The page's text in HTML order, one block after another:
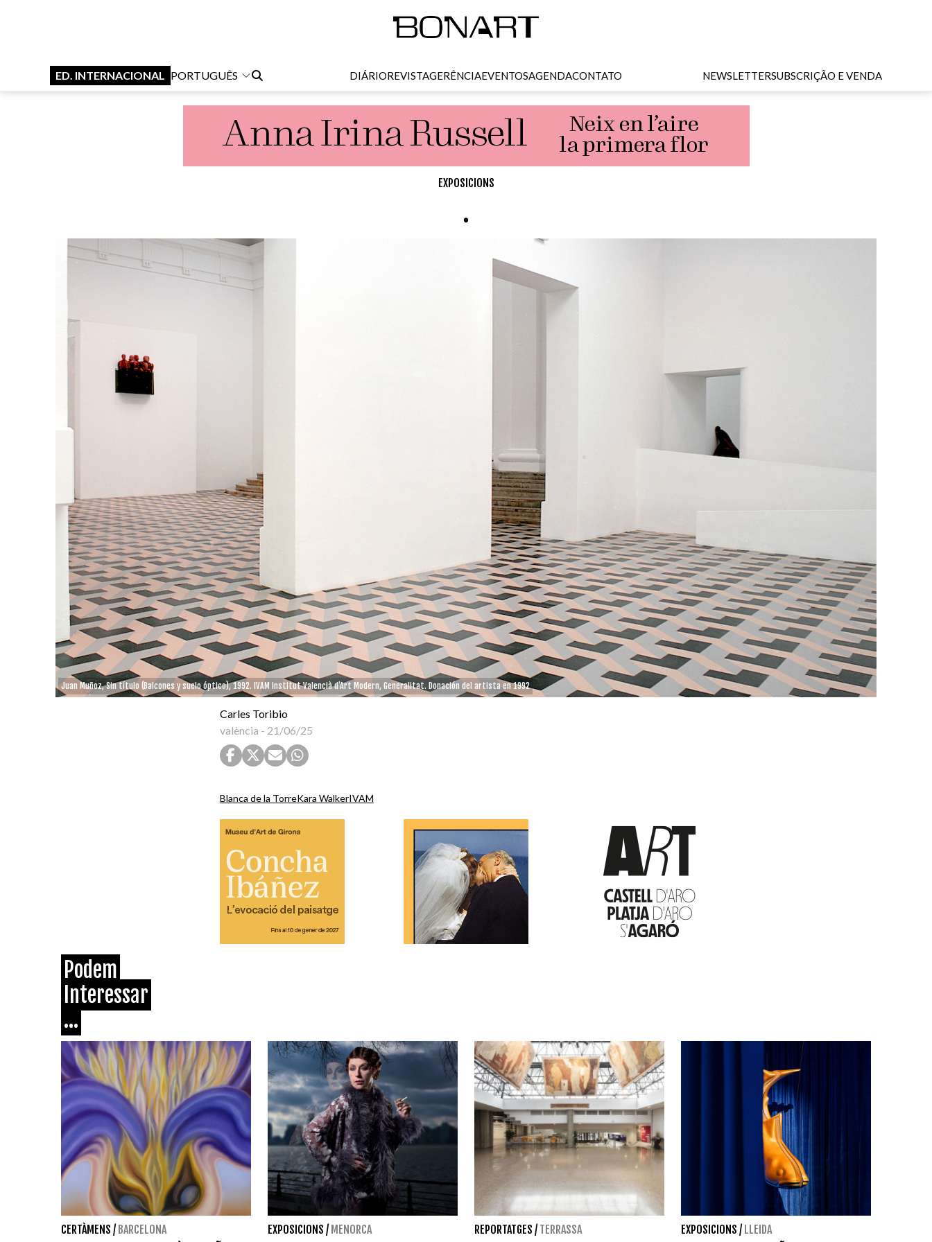
ED. INTERNACIONAL PORTUGUÊS DIÁRIOREVISTAGERÊNCIAEVENTOSAGENDACONTATO NEWSLETTERSUBSCRIÇÃO E VENDA
EXPOSICIONS
.
Juan Muñoz, Sin título (Balcones y suelo óptico), 1992. IVAM Institut Valencià d’Art Modern, Generalitat. Donación del artista en 1992
Carles Toribio
valència - 21/06/25
Blanca de la TorreKara WalkerIVAM
Podem
Interessar
...
CERTÀMENS / BARCELONA EXPOSICIONS / MENORCA REPORTATGES / TERRASSA EXPOSICIONS / LLEIDA